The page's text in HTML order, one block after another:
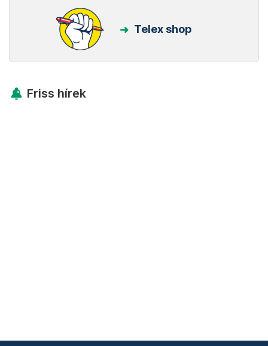
Telex shop
Friss hírek